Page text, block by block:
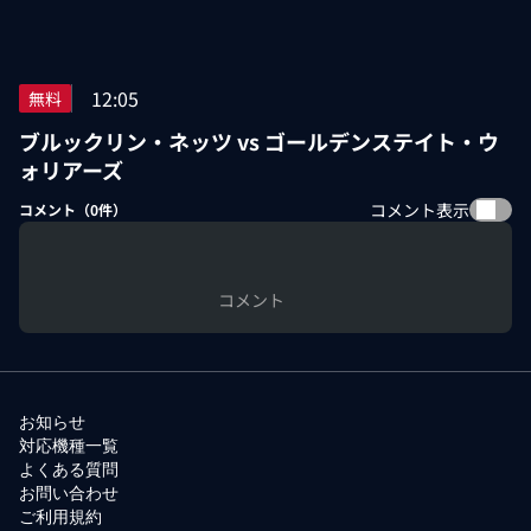
無料 12:05
ブルックリン・ネッツ vs ゴールデンステイト・ウ
ォリアーズ
コメント（0件） コメント表示
コメント
お知らせ
対応機種一覧
よくある質問
お問い合わせ
ご利用規約